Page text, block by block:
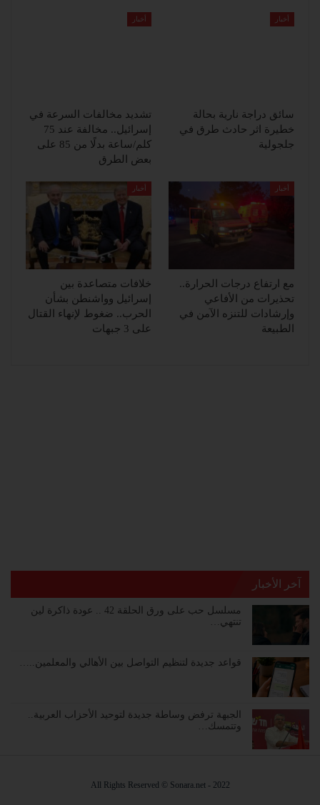
أخبار
سائق دراجة نارية بحالة
خطيرة اثر حادث طرق في
جلجولية
أخبار
تشديد مخالفات السرعة في
إسرائيل.. مخالفة عند 75
كلم/ساعة بدلًا من 85 على
بعض الطرق
أخبار
مع ارتفاع درجات الحرارة..
تحذيرات من الأفاعي
وإرشادات للتنزه الآمن في
الطبيعة
أخبار
خلافات متصاعدة بين
إسرائيل وواشنطن بشأن
الحرب.. ضغوط لإنهاء القتال
على 3 جبهات
آخر الأخبار
مسلسل حب على ورق الحلقة 42 .. عودة ذاكرة لين
تنتهي…
قواعد جديدة لتنظيم التواصل بين الأهالي والمعلمين..…
الجبهة ترفض وساطة جديدة لتوحيد الأحزاب العربية..
وتتمسك…
2022 - All Rights Reserved © Sonara.net